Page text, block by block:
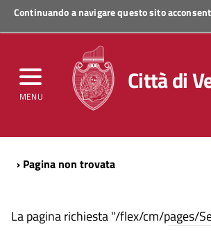
Continuando a navigare questo sito
MENU
Regione Veneto
Città di
› Pagina non trovata
La pagina richiesta "/flex/cm/pages/